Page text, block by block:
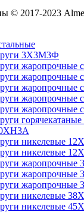
© 2017-2023
3Х3М3Ф
жаропрочные
жаропрочные
жаропрочные
жаропрочные
жаропрочные
никелевые
никелевые
жаропрочные
жаропрочные
жаропрочные
никелевые
никелевые